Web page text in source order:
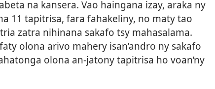
na kansera. Vao haingana izay, araka ny
11 tapitrisa, fara fahakeliny, no maty tao
zatra nihinana sakafo tsy mahasalama.
olona arivo mahery isan’andro ny sakafo
olona an-jatony tapitrisa ho voan’ny